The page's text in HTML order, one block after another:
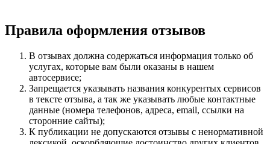
Правила оформления отзывов
В отзывах должна содержаться информация только об
услугах, которые вам были оказаны в нашем
автосервисе;
Запрещается указывать названия конкурентых сервисов
в тексте отзыва, а так же указывать любые контактные
данные (номера телефонов, адреса, email, ссылки на
сторонние сайты);
К публикации не допускаются отзывы с ненормативной